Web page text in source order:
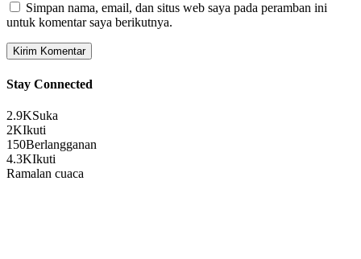
Simpan nama, email, dan situs web saya pada peramban ini
untuk komentar saya berikutnya.
Stay Connected
2.9KSuka
2KIkuti
150Berlangganan
4.3KIkuti
Ramalan cuaca